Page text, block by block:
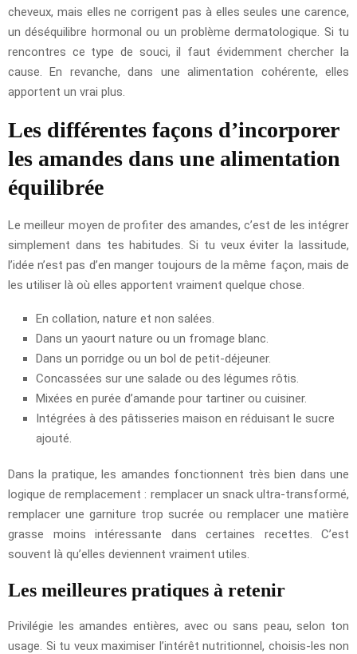
cheveux, mais elles ne corrigent pas à elles seules une carence,
un déséquilibre hormonal ou un problème dermatologique. Si tu
rencontres ce type de souci, il faut évidemment chercher la
cause. En revanche, dans une alimentation cohérente, elles
apportent un vrai plus.
Les différentes façons d’incorporer
les amandes dans une alimentation
équilibrée
Le meilleur moyen de profiter des amandes, c’est de les intégrer
simplement dans tes habitudes. Si tu veux éviter la lassitude,
l’idée n’est pas d’en manger toujours de la même façon, mais de
les utiliser là où elles apportent vraiment quelque chose.
En collation, nature et non salées.
Dans un yaourt nature ou un fromage blanc.
Dans un porridge ou un bol de petit-déjeuner.
Concassées sur une salade ou des légumes rôtis.
Mixées en purée d’amande pour tartiner ou cuisiner.
Intégrées à des pâtisseries maison en réduisant le sucre
ajouté.
Dans la pratique, les amandes fonctionnent très bien dans une
logique de remplacement : remplacer un snack ultra-transformé,
remplacer une garniture trop sucrée ou remplacer une matière
grasse moins intéressante dans certaines recettes. C’est
souvent là qu’elles deviennent vraiment utiles.
Les meilleures pratiques à retenir
Privilégie les amandes entières, avec ou sans peau, selon ton
usage. Si tu veux maximiser l’intérêt nutritionnel, choisis-les non